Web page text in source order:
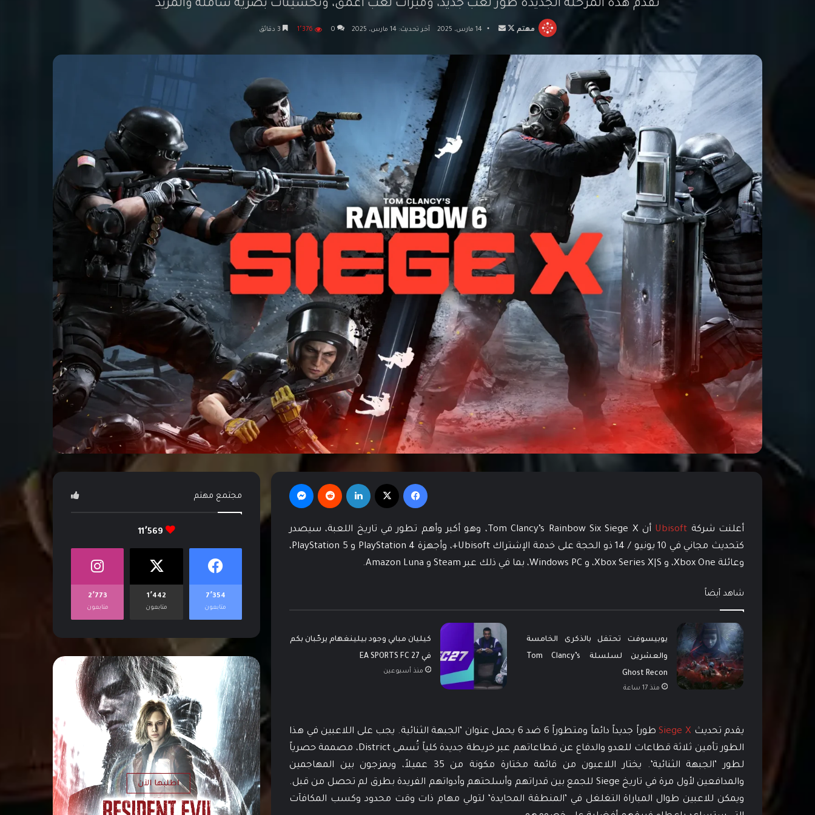
تقدم هذه المرحلة الجديدة طور لعب جديد، وميزات لعب أعمق، وتحسينات بصرية شاملة والمزيد
مهتم
تابع أرسل14 مارس، 2025 آخر تحديث: 14 مارس، 2025 0 1٬376
أعلنت شركة Ubisoft
أن Tom Clancy’s Rainbow Six Siege X، وهو أكبر وأهم تطور في تاريخ اللعبة، سيصدر
كتحديث مجاني في 10 يونيو / 14 ذو الحجة على خدمة الإشتراك Ubisoft+، وأجهزة PlayStation 4 و PlayStation 5،
وعائلة Xbox One، و Xbox Series X|S، و Windows PC، بما في ذلك عبر Steam و Amazon Luna.
شاهد أيضاً
يوبيسوفت تحتفل بالذكرى الخامسة
والعشرين لسلسلة Tom Clancy’s
Ghost Recon
منذ 17 ساعة
كيليان مبابي وجود بيلينغهام يرحّبان بكم
في EA SPORTS FC 27
منذ أسبوعين
يقدم تحديث Siege X
طوراً جديداً دائماً ومتطوراً 6 ضد 6 يحمل عنوان ’الجبهة الثنائية. يجب على اللاعبين في هذا
الطور تأمين ثلاثة قطاعات للعدو والدفاع عن قطاعاتهم عبر خريطة جديدة كلياً تُسمى District، مصممة حصرياً
لطور ’الجبهة الثنائية‘. يختار اللاعبون من قائمة مختارة مكونة من 35 عميلاً، ويمزجون بين المهاجمين
والمدافعين لأول مرة في تاريخ Siege للجمع بين قدراتهم وأسلحتهم وأدواتهم الفريدة بطرق لم تحصل من قبل.
ويمكن للاعبين طوال المباراة التغلغل في ’المنطقة المحايدة‘ لتولي مهام ذات وقت محدود وكسب المكافآت
مجتمع مهتم
11٬569
7٬354
متابعون
1٬442
متابعون
2٬773
متابعون